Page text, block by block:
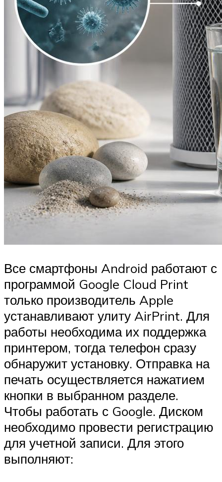
Все смартфоны Android работают с
программой Google Cloud Print
только производитель Apple
устанавливают улиту AirPrint. Для
работы необходима их поддержка
принтером, тогда телефон сразу
обнаружит установку. Отправка на
печать осуществляется нажатием
кнопки в выбранном разделе.
Чтобы работать с Google. Диском
необходимо провести регистрацию
для учетной записи. Для этого
выполняют: